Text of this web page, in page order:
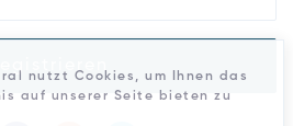
nutzt Cookies, um Ihnen das
auf unserer Seite bieten zu